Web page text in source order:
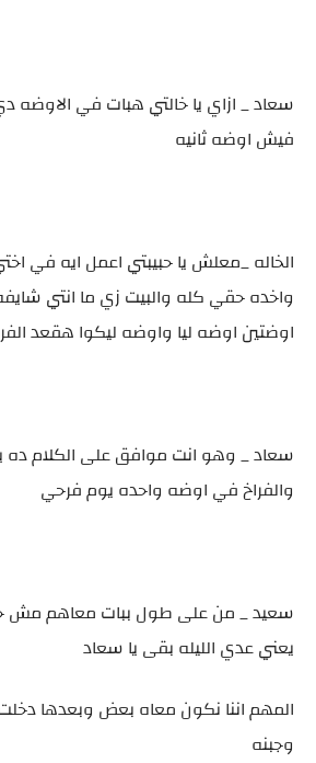
سعاد _ ازاي يا خالتي هبات في الاوضه
فيش اوضه ثانيه
الخاله _معلش يا حبيبتي اعمل ايه في
واخده حقي كله والبيت زي ما انتي
اوضتين اوضه ليا واوضه ليكوا هقعد
سعاد _ وهو انت موافق على الكلام ده
والفراخ في اوضه واحده يوم فرحي
سعيد _ من على طول ببات معاهم
يعني عدي الليله بقى يا سعاد
المهم اننا نكون معاه بعض وبعدها
وجبنه